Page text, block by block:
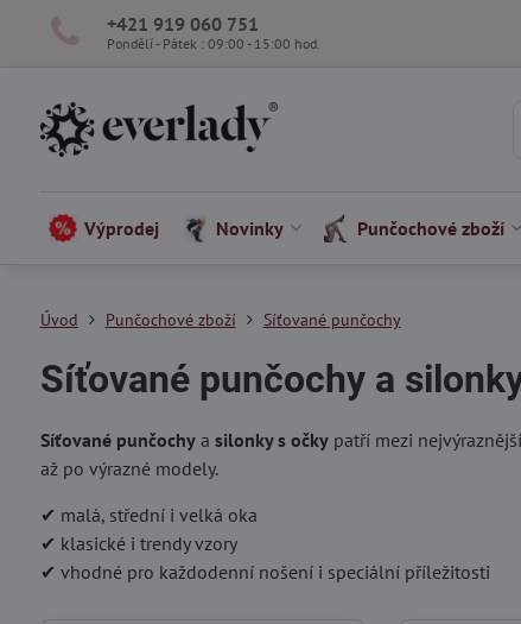
+421 919 060 751
Pondělí - Pátek : 09:00 - 15:00 hod.
Výprodej Novinky Punčochové zboží
Úvod Punčochové zboží Síťované punčochy
Síťované punčochy a
Síťované punčochya silonky s očkypatří mezi
až po výrazné modely.
✔ malá, střední i velká oka
✔ klasické i trendy vzory
✔ vhodné pro každodenní nošení i speciální příležitosti